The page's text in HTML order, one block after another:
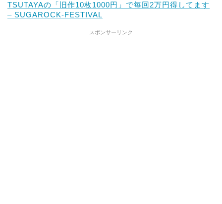
TSUTAYAの「旧作10枚1000円」で毎回2万円得してます
– SUGAROCK-FESTIVAL
スポンサーリンク